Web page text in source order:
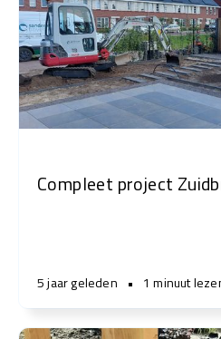
Compleet project
5 jaar geleden • 1 minuut